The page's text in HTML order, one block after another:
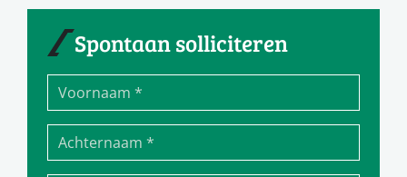
Spontaan solliciteren